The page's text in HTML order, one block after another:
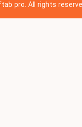
pro. All rights